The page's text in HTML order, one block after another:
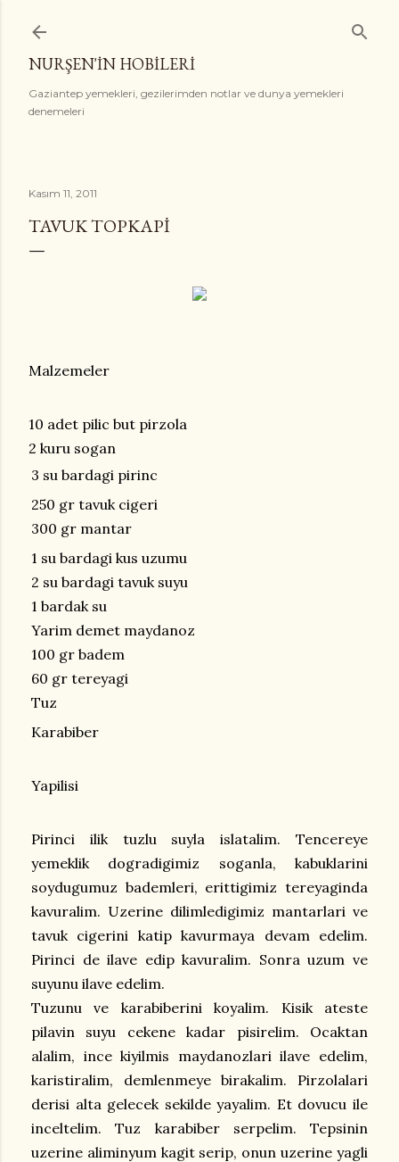
NURŞEN'İN HOBİLERİ
Gaziantep yemekleri, gezilerimden notlar ve dunya yemekleri
denemeleri
Kasım 11, 2011
TAVUK TOPKAPI
Malzemeler
10 adet pilic but pirzola
2 kuru sogan
3 su bardagi pirinc
250 gr tavuk cigeri
300 gr mantar
1 su bardagi kus uzumu
2 su bardagi tavuk suyu
1 bardak su
Yarim demet maydanoz
100 gr badem
60 gr tereyagi
Tuz
Karabiber
Yapilisi
Pirinci ilik tuzlu suyla islatalim. Tencereye
yemeklik dogradigimiz soganla, kabuklarini
soydugumuz bademleri, erittigimiz tereyaginda
kavuralim. Uzerine dilimledigimiz mantarlari ve
tavuk cigerini katip kavurmaya devam edelim.
Pirinci de ilave edip kavuralim. Sonra uzum ve
suyunu ilave edelim.
Tuzunu ve karabiberini koyalim. Kisik ateste
pilavin suyu cekene kadar pisirelim. Ocaktan
alalim, ince kiyilmis maydanozlari ilave edelim,
karistiralim, demlenmeye birakalim. Pirzolalari
derisi alta gelecek sekilde yayalim. Et dovucu ile
inceltelim. Tuz karabiber serpelim. Tepsinin
uzerine aliminyum kagit serip, onun uzerine yagli